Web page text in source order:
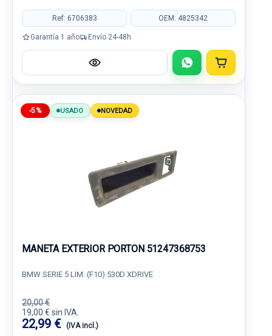
Ref: 6706383 OEM: 4825342
Garantía 1 año Envío 24-48h
-5% USADO NOVEDAD
MANETA EXTERIOR PORTON 51247368753
BMW SERIE 5 LIM. (F10) 530D XDRIVE
20,00 €
19,00 € sin IVA.
22,99 € (IVA incl.)